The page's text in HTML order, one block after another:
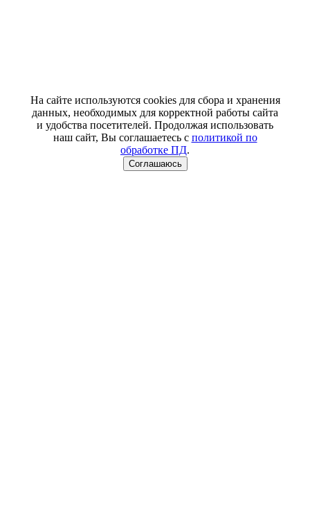
На сайте используются cookies для сбора и хранения
данных, необходимых для корректной работы сайта
и удобства посетителей. Продолжая использовать
наш сайт, Вы соглашаетесь с политикой по
обработке ПД.
Соглашаюсь